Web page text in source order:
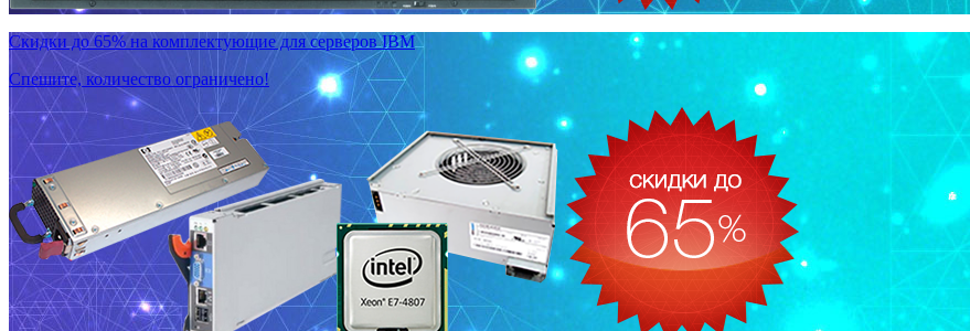
Скидки до 65% на комплектующие для серверов IBM
Спешите, количество ограничено!